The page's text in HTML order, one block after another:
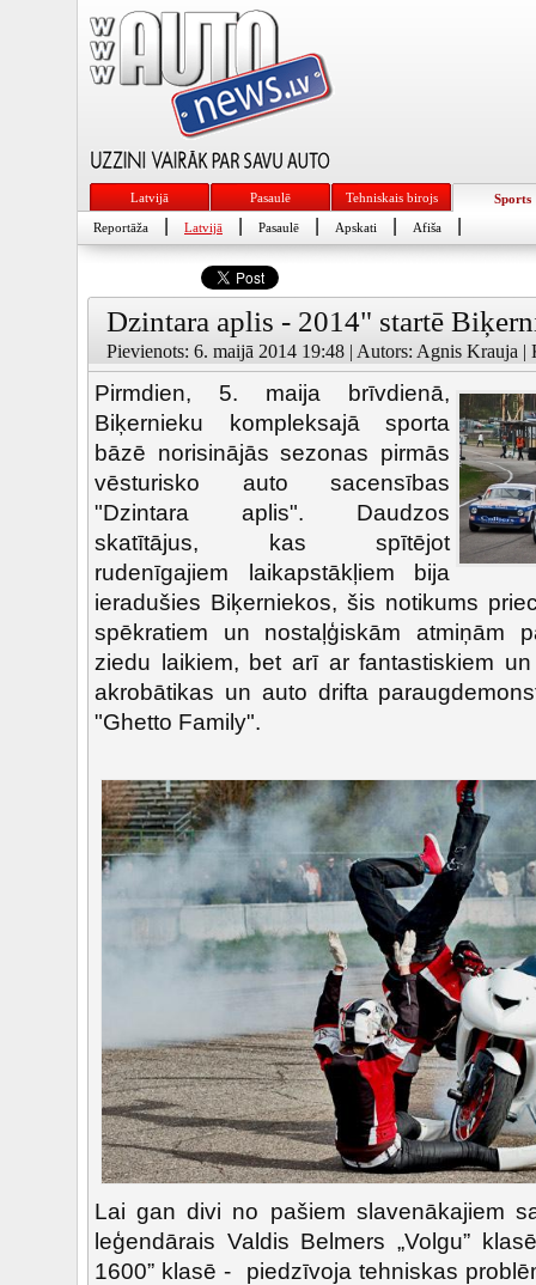
Latvijā Pasaulē Tehniskais birojs
Sports
Reportāža
Latvijā Pasaulē Apskati Afiša
Dzintara aplis - 2014" startē
Pievienots: 6. maijā 2014 19:48 | Autors: Agnis Krauja |
Pirmdien, 5. maija brīvdienā,
Biķernieku kompleksajā sporta
bāzē norisinājās sezonas pirmās
vēsturisko auto sacensības
"Dzintara aplis". Daudzos
skatītājus, kas spītējot
rudenīgajiem laikapstākļiem bija
ieradušies Biķerniekos, šis notikums
spēkratiem un nostaļģiskām atmiņām
ziedu laikiem, bet arī ar fantastiskiem
akrobātikas un auto drifta
"Ghetto Family".
Lai gan divi no pašiem slavenākajiem
leģendārais Valdis Belmers „Volgu”
1600” klasē - piedzīvoja tehniskas